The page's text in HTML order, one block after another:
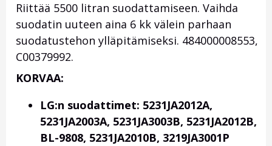
Riittää 5500 litran suodattamiseen. Vaihda
suodatin uuteen aina 6 kk välein parhaan
suodatustehon ylläpitämiseksi. 484000008553,
C00379992.
KORVAA:
LG:n suodattimet: 5231JA2012A,
5231JA2003A, 5231JA3003B, 5231JA2012B,
BL-9808, 5231JA2010B, 3219JA3001P